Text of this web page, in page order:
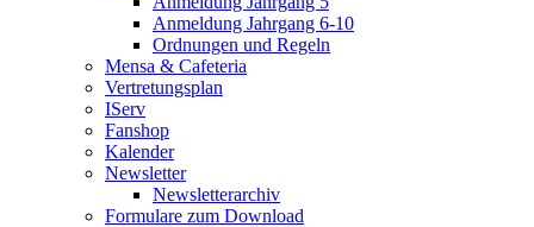
Anmeldung Jahrgang 6-10
Ordnungen und Regeln
Mensa & Cafeteria
Vertretungsplan
IServ
Fanshop
Kalender
Newsletter
Newsletterarchiv
Formulare zum Download